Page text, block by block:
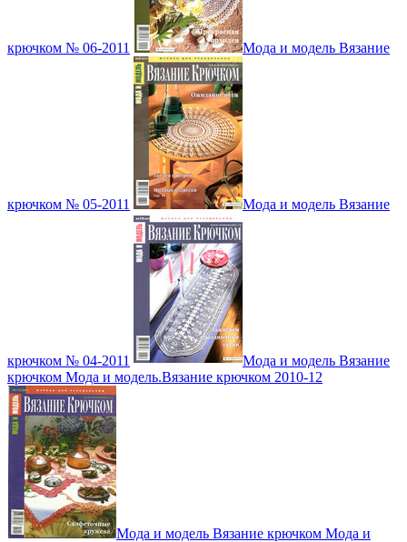
крючком № 06-2011 Мода и модель Вязание
крючком № 05-2011 Мода и модель Вязание
крючком № 04-2011
Мода и модель Вязание
крючком Мода и модель.Вязание крючком 2010-12
Мода и модель Вязание крючком Мода и